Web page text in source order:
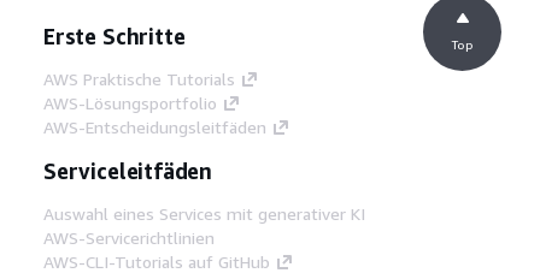
Erste Schritte
AWS Praktische Tutorials
AWS-Lösungsportfolio
AWS-Entscheidungsleitfäden
Serviceleitfäden
Auswahl eines Services mit generativer KI
AWS-Servicerichtlinien
AWS-CLI-Tutorials auf GitHub
Top